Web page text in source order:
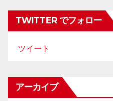
TWITTER でフォロー
ツイート
アーカイブ